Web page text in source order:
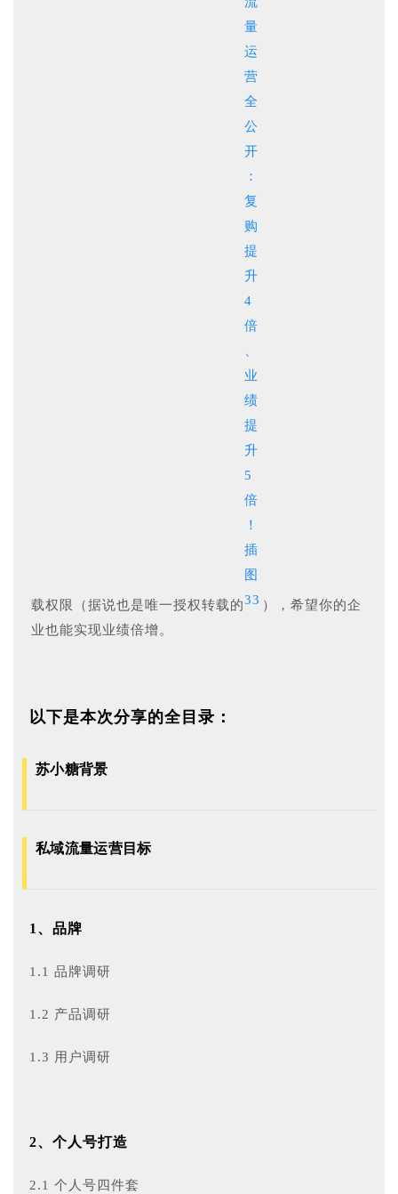
载权限（据说也是唯一授权转载的
），希望你的企
业也能实现业绩倍增。
以下是本次分享的全 目录：
苏小糖背景
私域流量运营目标
1、品牌
1.1 品牌调研
1.2 产品调研
1.3 用户调研
2、个人号打造
2.1 个人号四件套